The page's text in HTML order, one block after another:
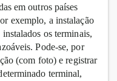
em outros países
exemplo, a instalação
os terminais,
Pode-se, por
(com foto) e registrar
terminal,